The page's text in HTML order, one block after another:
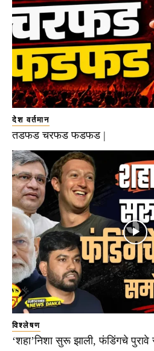
देश वर्तमान
तडफड चरफड फडफड |
विश्लेषण
‘शहा’निशा सुरू झाली, फंडिंगचे